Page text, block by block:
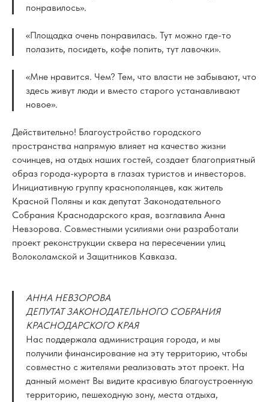
понравилось».
«Площадка очень понравилась. Тут можно где-то
полазить, посидеть, кофе попить, тут лавочки».
«Мне нравится. Чем? Тем, что власти не забывают, что
здесь живут люди и вместо старого устанавливают
новое».
Действительно! Благоустройство городского
пространства напрямую влияет на качество жизни
сочинцев, на отдых наших гостей, создает благоприятный
образ города-курорта в глазах туристов и инвесторов.
Инициативную группу краснополянцев, как житель
Красной Поляны и как депутат Законодательного
Собрания Краснодарского края, возглавила Анна
Невзорова. Совместными усилиями они разработали
проект реконструкции сквера на пересечении улиц
Волоколамской и Защитников Кавказа.
АННА НЕВЗОРОВА
ДЕПУТАТ ЗАКОНОДАТЕЛЬНОГО СОБРАНИЯ
КРАСНОДАРСКОГО КРАЯ
Нас поддержала администрация города, и мы
получили финансирование на эту территорию, чтобы
совместно с жителями реализовать этот проект. На
данный момент Вы видите красивую благоустроенную
территорию, пешеходную зону, места отдыха,